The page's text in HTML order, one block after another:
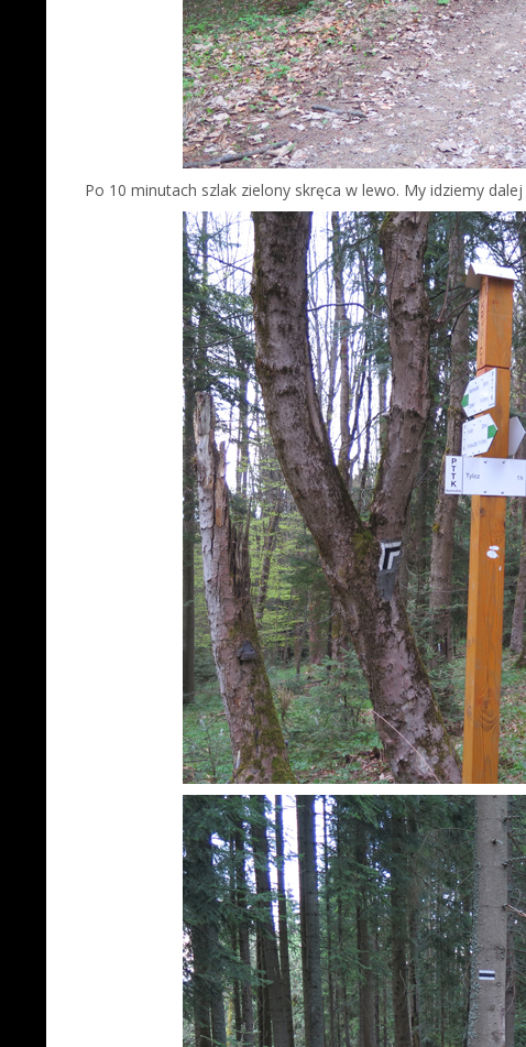
Po 10 minutach szlak zielony skręca w lewo. My idziemy